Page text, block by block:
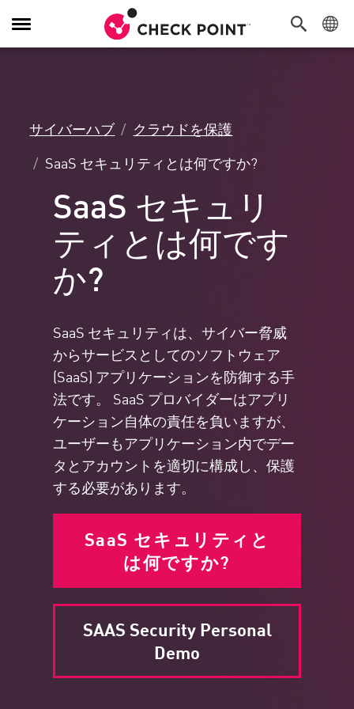
Toggle
Navigation
サイバーハブ
クラウドを保護
SaaS セキュリティとは何ですか?
SaaS セキュリ
ティとは何です
か?
SaaS セキュリティは、サイバー脅威
からサービスとしてのソフトウェア
(SaaS) アプリケーションを防御する手
法です。 SaaS プロバイダーはアプリ
ケーション自体の責任を負いますが、
ユーザーもアプリケーション内でデー
タとアカウントを適切に構成し、保護
する必要があります。
SaaS セキュリティと
は何ですか?
SAAS Security Personal
Demo